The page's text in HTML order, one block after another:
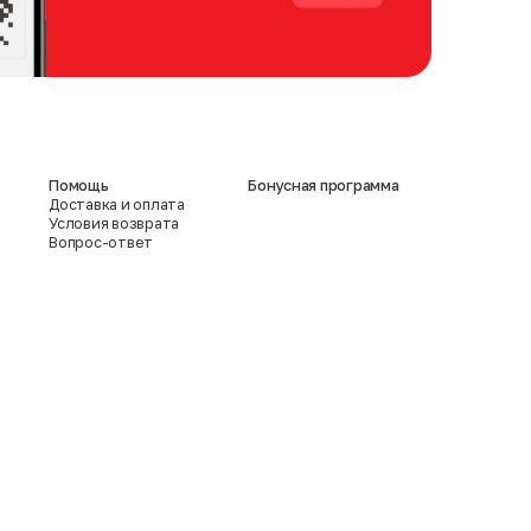
Помощь
Доставка и оплата
Условия возврата
Вопрос-ответ
Бонусная программа